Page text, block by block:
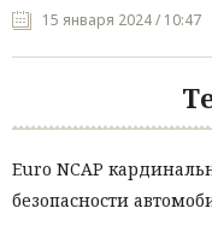
15 января 2024 / 10:47
Euro NCAP
безопасности